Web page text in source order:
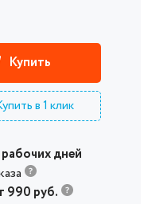
Купить
в 1 клик
дней
990 руб.